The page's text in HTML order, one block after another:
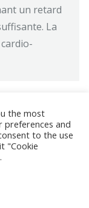
un retard
La
droits réservés /
the most
preferences and
to the use
"Cookie